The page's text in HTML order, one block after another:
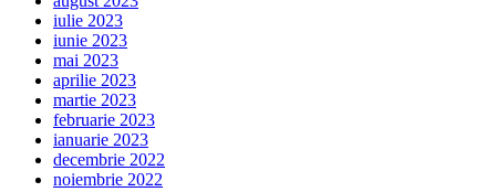
iulie 2023
iunie 2023
mai 2023
aprilie 2023
martie 2023
februarie 2023
ianuarie 2023
decembrie 2022
noiembrie 2022